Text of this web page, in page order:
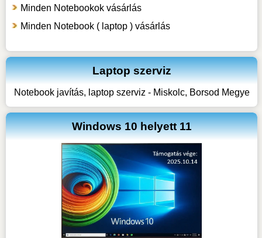
Minden Notebookok vásárlás
Minden Notebook ( laptop ) vásárlás
Laptop szerviz
Notebook javítás, laptop szerviz - Miskolc, Borsod Megye
Windows 10 helyett 11